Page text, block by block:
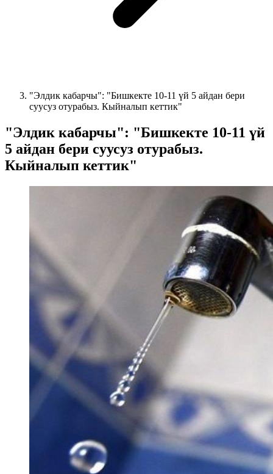
"Элдик кабарчы": "Бишкекте 10-11 үй 5 айдан бери
суусуз отурабыз. Кыйналып кеттик"
"Элдик кабарчы": "Бишкекте 10-11 үй
5 айдан бери суусуз отурабыз.
Кыйналып кеттик"